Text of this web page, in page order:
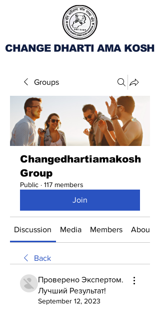
CHANGE DHARTI AMA KOSH
Groups
Changedhartiamakosh
Group
Public · 117 members
Join
Discussion Media Members About
Back
Проверено Экспертом.
Лучший Результат!
September 12, 2023